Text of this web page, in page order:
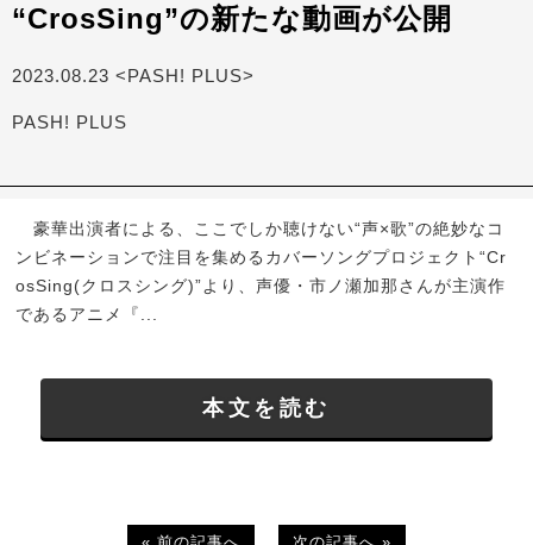
“CrosSing”の新たな動画が公開
2023.08.23 <PASH! PLUS>
PASH! PLUS
豪華出演者による、ここでしか聴けない“声×歌”の絶妙なコ
ンビネーションで注目を集めるカバーソングプロジェクト“Cr
osSing(クロスシング)”より、声優・市ノ瀬加那さんが主演作
であるアニメ『...
本文を読む